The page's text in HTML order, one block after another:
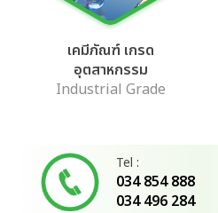
เคมีภัณฑ์ เกรด
อุตสาหกรรม
Industrial Grade
Tel :
034 854 888
034 496 284